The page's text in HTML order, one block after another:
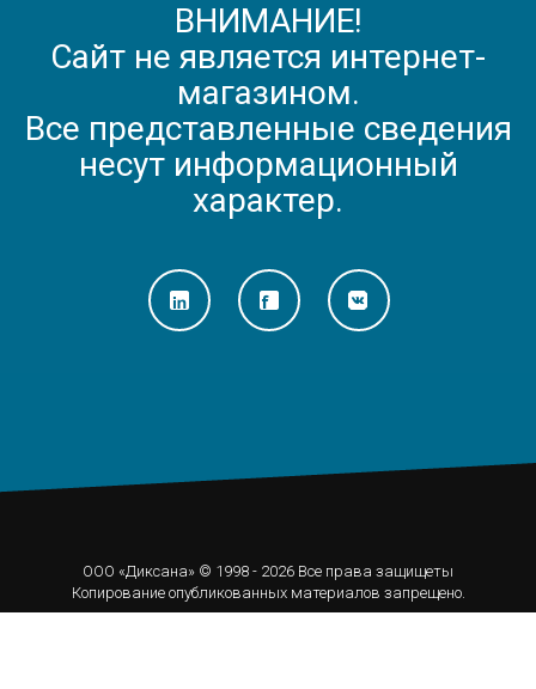
ВНИМАНИЕ!
Сайт не является интернет-
магазином.
Все представленные сведения
несут информационный
характер.
ООО «Диксана» © 1998 - 2026 Все права защищеты
Копирование опубликованных материалов запрещено.